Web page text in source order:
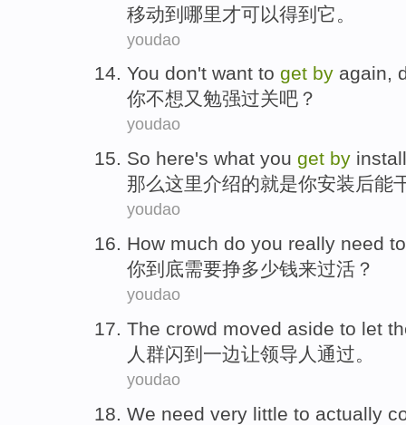
移动到哪里才可以得到 它 。
youdao
You don't want to get by again,
你不想 又勉强过关吧？
youdao
So here's what you get by
那么这里介绍的就是你安装后能
youdao
How much do you really need to
你到底需要挣多少钱来过活？
youdao
The crowd moved aside to let
人群闪到 一边让领导人 通过。
youdao
We need very little to actually